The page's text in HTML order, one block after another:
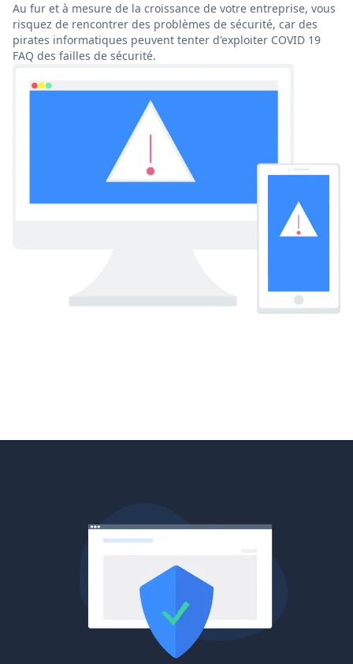
Au fur et à mesure de la croissance de votre entreprise, vous
risquez de rencontrer des problèmes de sécurité, car des
pirates informatiques peuvent tenter d'exploiter COVID 19
FAQ des failles de sécurité.